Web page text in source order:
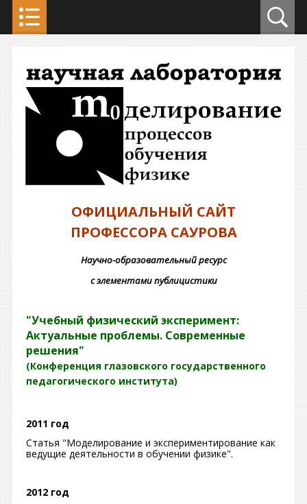
ОФИЦИАЛЬНЫЙ САЙТ
ПРОФЕССОРА САУРОВА
Научно-образовательный ресурс
с элементами публицистики
"Учебный физический эксперимент:
Актуальные проблемы. Современные
решения"
(Конференция глазовского государственного
педагогического института)
2011 год
Статья "Моделирование и экспериментирование как
ведущие деятельности в обучении физике".
2012 год